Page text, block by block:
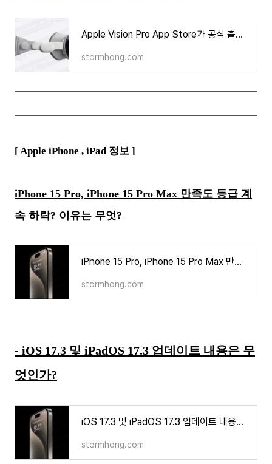
Apple Vision Pro App Store가 공식 출시 및 사전 예약 주문에 관한 정보가 나타났다?
stormhong.com
[ Apple iPhone , iPad 정보 ]
iPhone 15 Pro, iPhone 15 Pro Max 만족도 등급 계
속 하락? 이유는 무엇?
iPhone 15 Pro, iPhone 15 Pro Max 만족도 등급 계속 하락? 이유는 무엇?
stormhong.com
- iOS 17.3 및 iPadOS 17.3 업데이트 내용은 무
엇인가?
iOS 17.3 및 iPadOS 17.3 업데이트 내용은 무엇인가?
stormhong.com